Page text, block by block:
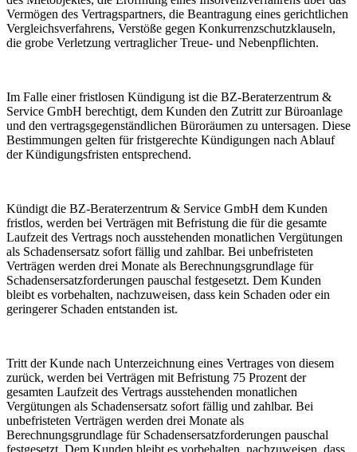
Vermögen des Vertragspartners, die Beantragung eines gerichtlichen
Vergleichsverfahrens, Verstöße gegen Konkurrenzschutzklauseln,
die grobe Verletzung vertraglicher Treue- und Nebenpflichten.
Im Falle einer fristlosen Kündigung ist die BZ-Beraterzentrum &
Service GmbH berechtigt, dem Kunden den Zutritt zur Büroanlage
und den vertragsgegenständlichen Büroräumen zu untersagen. Diese
Bestimmungen gelten für fristgerechte Kündigungen nach Ablauf
der Kündigungsfristen entsprechend.
Kündigt die BZ-Beraterzentrum & Service GmbH dem Kunden
fristlos, werden bei Verträgen mit Befristung die für die gesamte
Laufzeit des Vertrags noch ausstehenden monatlichen Vergütungen
als Schadensersatz sofort fällig und zahlbar. Bei unbefristeten
Verträgen werden drei Monate als Berechnungsgrundlage für
Schadensersatzforderungen pauschal festgesetzt. Dem Kunden
bleibt es vorbehalten, nachzuweisen, dass kein Schaden oder ein
geringerer Schaden entstanden ist.
Tritt der Kunde nach Unterzeichnung eines Vertrages von diesem
zurück, werden bei Verträgen mit Befristung 75 Prozent der
gesamten Laufzeit des Vertrags ausstehenden monatlichen
Vergütungen als Schadensersatz sofort fällig und zahlbar. Bei
unbefristeten Verträgen werden drei Monate als
Berechnungsgrundlage für Schadensersatzforderungen pauschal
festgesetzt. Dem Kunden bleibt es vorbehalten, nachzuweisen, dass